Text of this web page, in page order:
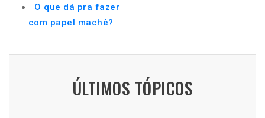
O que dá pra fazer
com papel machê?
ÚLTIMOS TÓPICOS